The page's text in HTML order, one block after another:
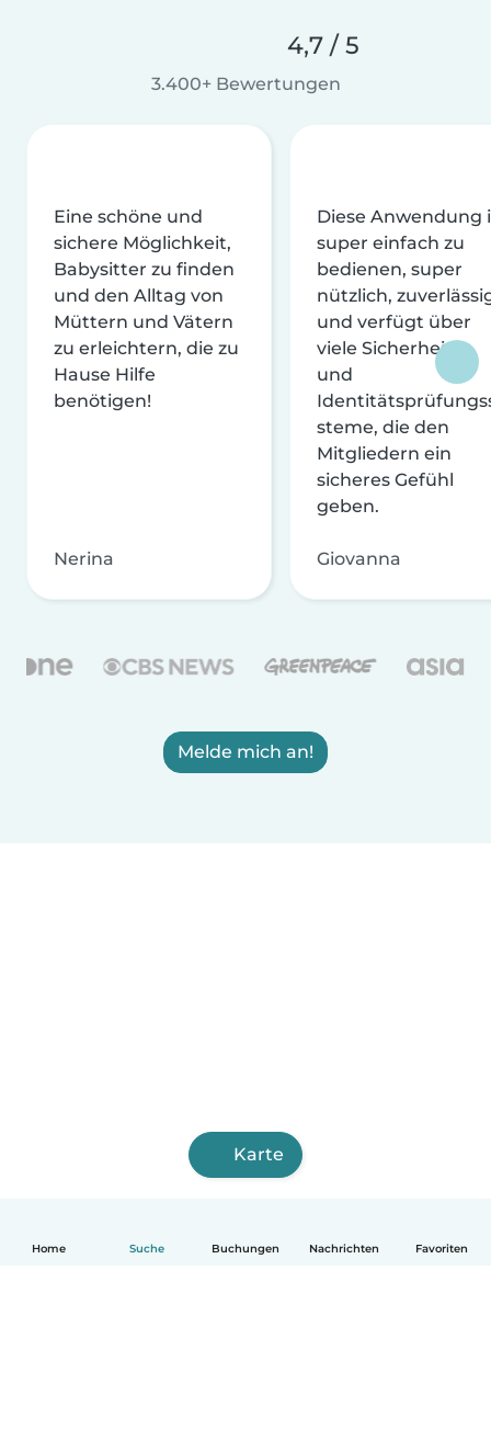
Home Suche Buchungen Nachrichten Favoriten
4,7 / 5
3.400+ Bewertungen
Eine schöne und
sichere Möglichkeit,
Babysitter zu finden
und den Alltag von
Müttern und Vätern
zu erleichtern, die zu
Hause Hilfe
benötigen!
Nerina
Diese Anwendung
super einfach zu
bedienen, super
nützlich,
und verfügt über
viele Sicherheits-
und
steme, die den
Mitgliedern ein
sicheres Gefühl
geben.
Giovanna
Melde mich an!
Karte